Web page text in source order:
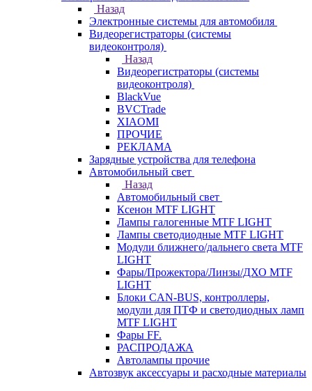
Назад
Электронные системы для автомобиля
Видеорегистраторы (системы
видеоконтроля)
Назад
Видеорегистраторы (системы
видеоконтроля)
BlackVue
BVCTrade
XIAOMI
ПРОЧИЕ
РЕКЛАМА
Зарядные устройства для телефона
Автомобильный свет
Назад
Автомобильный свет
Ксенон MTF LIGHT
Лампы галогенные MTF LIGHT
Лампы светодиодные MTF LIGHT
Модули ближнего/дальнего света MTF
LIGHT
Фары/Прожектора/Линзы/ДХО MTF
LIGHT
Блоки CAN-BUS, контроллеры,
модули для ПТФ и светодиодных ламп
MTF LIGHT
Фары FF.
РАСПРОДАЖА
Автолампы прочие
Автозвук аксессуары и расходные материалы